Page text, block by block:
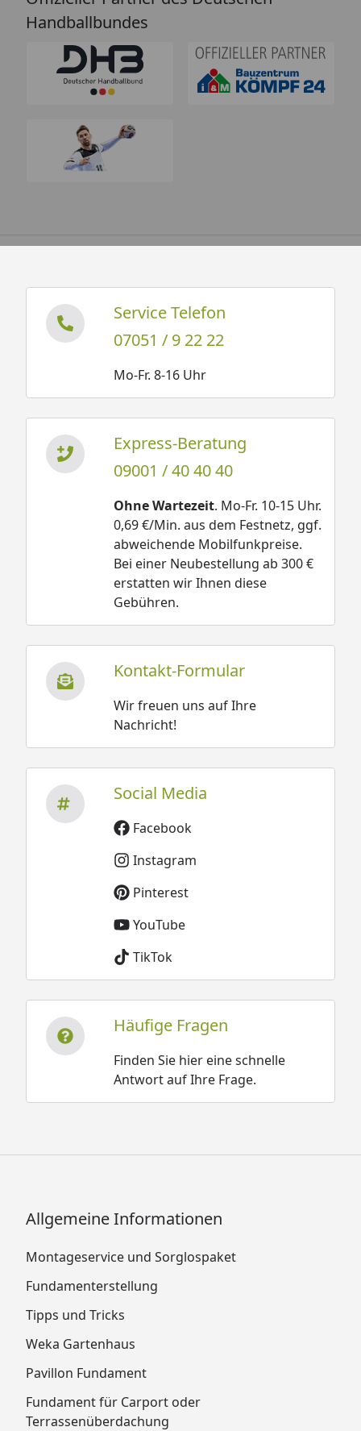
Handballbundes
Service Telefon
07051 / 9 22 22
Mo-Fr. 8-16 Uhr
Express-Beratung
09001 / 40 40 40
Ohne Wartezeit. Mo-Fr. 10-15 Uhr.
0,69 €/Min. aus dem Festnetz, ggf.
abweichende Mobilfunkpreise.
Bei einer Neubestellung ab 300 €
erstatten wir Ihnen diese
Gebühren.
Kontakt-Formular
Wir freuen uns auf Ihre
Nachricht!
Social Media
Facebook
Instagram
Pinterest
YouTube
TikTok
Häufige Fragen
Finden Sie hier eine schnelle
Antwort auf Ihre Frage.
Allgemeine Informationen
Montageservice und Sorglospaket
Fundamenterstellung
Tipps und Tricks
Weka Gartenhaus
Pavillon Fundament
Fundament für Carport oder
Terrassenüberdachung